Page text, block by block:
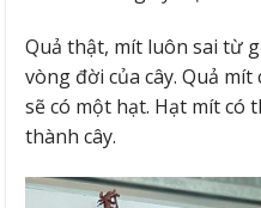
Quả thật, mít luôn sai từ
vòng đời của cây. Quả
sẽ có một hạt. Hạt mít có
thành cây.